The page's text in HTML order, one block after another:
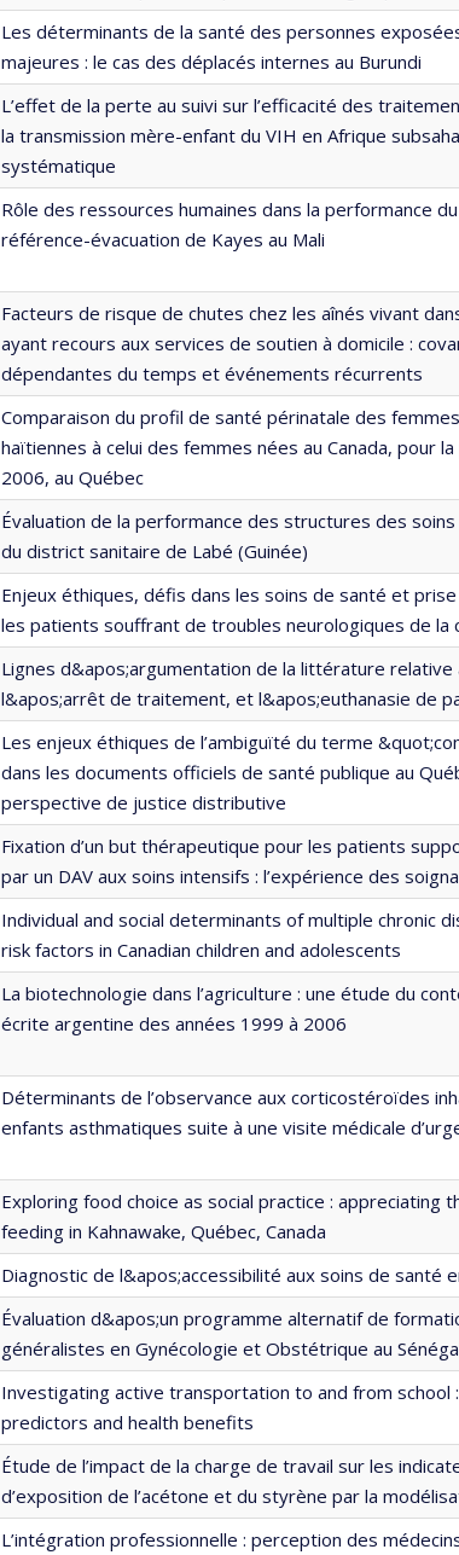
Les déterminants de la santé des personnes
majeures : le cas des déplacés internes au Burundi
L’effet de la perte au suivi sur l’efficacité des
la transmission mère-enfant du VIH en Afrique
systématique
Rôle des ressources humaines dans la performance
référence-évacuation de Kayes au Mali
Facteurs de risque de chutes chez les aînés vivant
ayant recours aux services de soutien à domicile :
dépendantes du temps et événements récurrents
Comparaison du profil de santé périnatale des
haïtiennes à celui des femmes nées au Canada, pour
2006, au Québec
Évaluation de la performance des structures des
du district sanitaire de Labé (Guinée)
Enjeux éthiques, défis dans les soins de santé et
les patients souffrant de troubles neurologiques de la
Lignes d&apos;argumentation de la littérature relative
l&apos;arrêt de traitement, et l&apos;euthanasie de
Les enjeux éthiques de l’ambiguïté du terme
dans les documents officiels de santé publique au
perspective de justice distributive
Fixation d’un but thérapeutique pour les patients
par un DAV aux soins intensifs : l’expérience des
Individual and social determinants of multiple chronic
risk factors in Canadian children and adolescents
La biotechnologie dans l’agriculture : une étude du
écrite argentine des années 1999 à 2006
Déterminants de l’observance aux corticostéroïdes
enfants asthmatiques suite à une visite médicale
Exploring food choice as social practice : appreciating
feeding in Kahnawake, Québec, Canada
Diagnostic de l&apos;accessibilité aux soins de santé
Évaluation d&apos;un programme alternatif de
généralistes en Gynécologie et Obstétrique au
Investigating active transportation to and from school
predictors and health benefits
Étude de l’impact de la charge de travail sur les
d’exposition de l’acétone et du styrène par la
L’intégration professionnelle : perception des